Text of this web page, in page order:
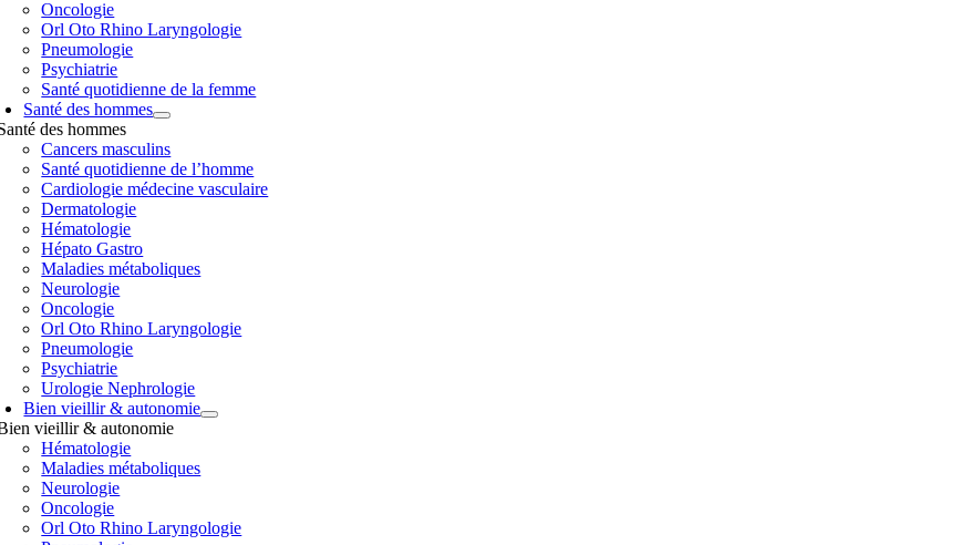
Oncologie
Orl Oto Rhino Laryngologie
Pneumologie
Psychiatrie
Santé quotidienne de la femme
Santé des hommes
des hommes
Cancers masculins
Santé quotidienne de l’homme
Cardiologie médecine vasculaire
Dermatologie
Hématologie
Hépato Gastro
Maladies métaboliques
Neurologie
Oncologie
Orl Oto Rhino Laryngologie
Pneumologie
Psychiatrie
Urologie Nephrologie
Bien vieillir & autonomie
vieillir & autonomie
Hématologie
Maladies métaboliques
Neurologie
Oncologie
Orl Oto Rhino Laryngologie